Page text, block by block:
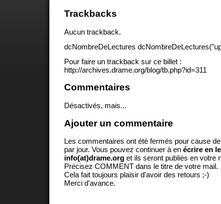
Trackbacks
Aucun trackback.
dcNombreDeLectures
Pour faire un trackback sur ce billet :
http://archives.drame.org/blog/tb.php?id=311
Commentaires
Désactivés, mais...
Ajouter un commentaire
Les commentaires ont été fermés pour cause
par jour. Vous pouvez continuer à en écrire en
info(at)drame.org et ils seront publiés en votre
Précisez COMMENT dans le titre de votre mail.
Cela fait toujours plaisir d'avoir des retours ;-)
Merci d'avance.